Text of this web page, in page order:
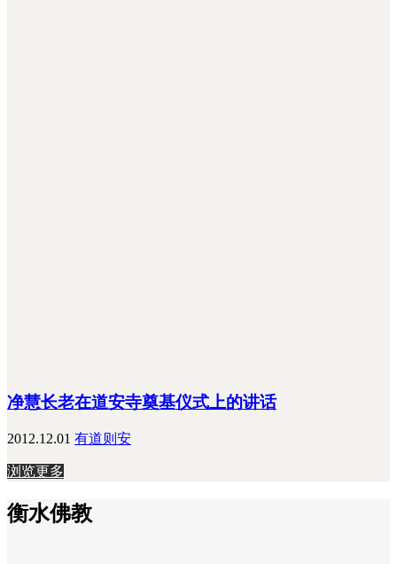
净慧长老在道安寺奠基仪式上的讲话
2012.12.01 有道则安
浏览更多
衡水佛教